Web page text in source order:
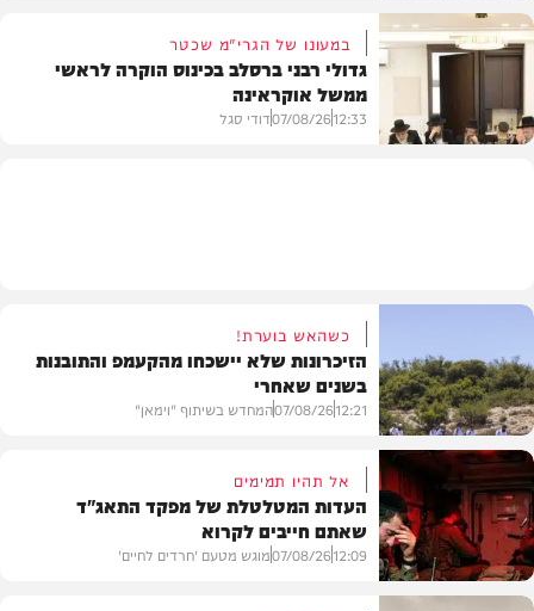
במעונו של הגרי"מ שכטר
גדולי רבני ברסלב בכינוס הוקרה לראשי
ממשל אוקראינה
12:33
07/08/26דודי סגל
וידאו
כשהאש בוערת!
הזיכרונות שלא יישכחו מהקעמפ והתובנות
בשנים שאחרי
12:21
07/08/26המחדש בשיתוף "וימאן"
אל תהיו תמימים
העדות המטלטלת של מפקד התאג"ד
שאתם חייבים לקרוא
12:09
07/08/26מוגש מטעם 'חרדים לחיים'